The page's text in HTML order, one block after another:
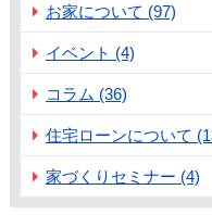
お家について (97)
イベント (4)
コラム (36)
住宅ローンについて
家づくりセミナー (4)